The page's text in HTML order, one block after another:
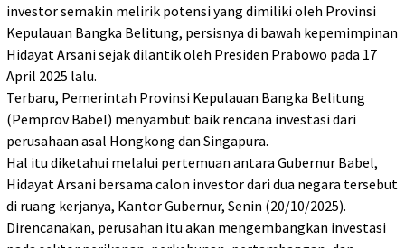
investor semakin melirik potensi yang dimiliki oleh Provinsi
Kepulauan Bangka Belitung, persisnya di bawah kepemimpinan
Hidayat Arsani sejak dilantik oleh Presiden Prabowo pada 17
April 2025 lalu.
Terbaru, Pemerintah Provinsi Kepulauan Bangka Belitung
(Pemprov Babel) menyambut baik rencana investasi dari
perusahaan asal Hongkong dan Singapura.
Hal itu diketahui melalui pertemuan antara Gubernur Babel,
Hidayat Arsani bersama calon investor dari dua negara tersebut
di ruang kerjanya, Kantor Gubernur, Senin (20/10/2025).
Direncanakan, perusahan itu akan mengembangkan investasi